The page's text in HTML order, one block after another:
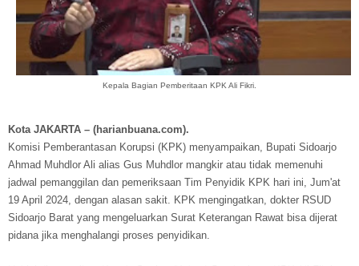
Kepala Bagian Pemberitaan KPK Ali Fikri.
Kota JAKARTA – (harianbuana.com).
Komisi Pemberantasan Korupsi (KPK) menyampaikan, Bupati Sidoarjo
Ahmad Muhdlor Ali alias Gus Muhdlor mangkir atau tidak memenuhi
jadwal pemanggilan dan pemeriksaan Tim Penyidik KPK hari ini, Jum'at
19 April 2024, dengan alasan sakit. KPK mengingatkan, dokter RSUD
Sidoarjo Barat yang mengeluarkan Surat Keterangan Rawat bisa dijerat
pidana jika menghalangi proses penyidikan.